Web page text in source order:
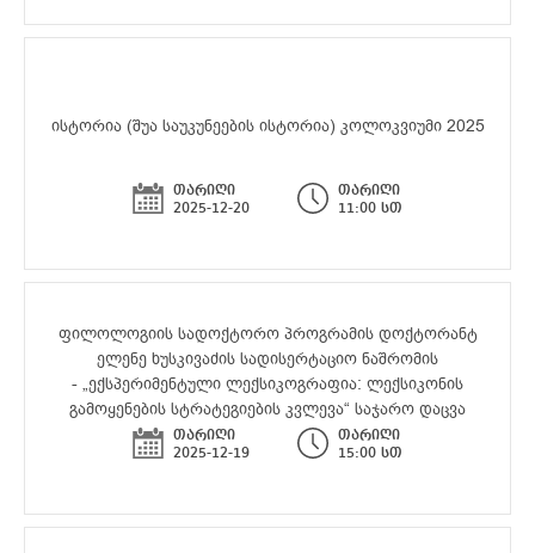
ისტორია (შუა საუკუნეების ისტორია) კოლოკვიუმი 2025
თარიღი
2025-12-20
თარიღი
11:00 სთ
ფილოლოგიის სადოქტორო პროგრამის დოქტორანტ
ელენე ხუსკივაძის სადისერტაციო ნაშრომის
- „ექსპერიმენტული ლექსიკოგრაფია: ლექსიკონის
გამოყენების სტრატეგიების კვლევა“ საჯარო დაცვა
თარიღი
2025-12-19
თარიღი
15:00 სთ